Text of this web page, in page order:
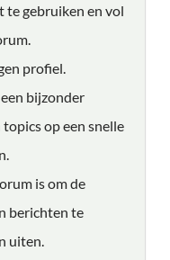
te gebruiken en vol
profiel.
bijzonder
op een snelle
is om de
berichten te
uiten.